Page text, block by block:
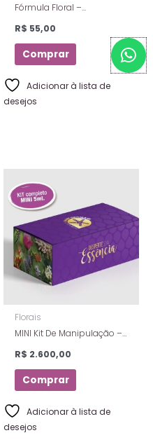
Fórmula Floral –
Saint Germain – Spray – 10
Ml
R$ 55,00
Comprar
Adicionar à lista de
desejos
Florais
MINI Kit De Manipulação –
Dos Florais De Saint
Germain
R$ 2.600,00
Comprar
Adicionar à lista de
desejos
W
h
a
p